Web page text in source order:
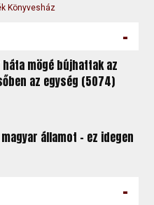
Könyvesház
-
mögé bújhattak az
az egység (5074)
államot – ez idegen
-